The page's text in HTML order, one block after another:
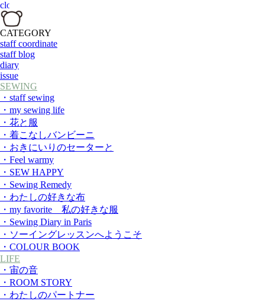
CATEGORY
staff coordinate
staff blog
diary
issue
SEWING
・staff sewing
・my sewing life
・花と服
・着こなしバンビーニ
・おきにいりのセーターと
・Feel warmy
・SEW HAPPY
・Sewing Remedy
・わたしの好きな布
・my favorite 私の好きな服
・Sewing Diary in Paris
・ソーイングレッスンへようこそ
・COLOUR BOOK
LIFE
・宙の音
・ROOM STORY
・わたしのパートナー